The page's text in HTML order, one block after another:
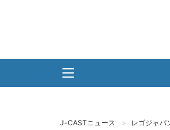
J-CASTニュース レゴジャパ